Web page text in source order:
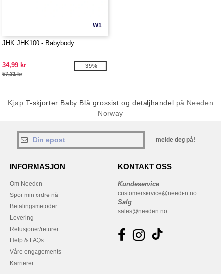
W1
JHK JHK100 - Babybody
34,99 kr
57,31 kr
-39%
Kjøp T-skjorter Baby Blå grossist og detaljhandel på Needen
Norway
melde deg på!
INFORMASJON
Om Needen
Spor min ordre nå
Betalingsmetoder
Levering
Refusjoner/returer
Help & FAQs
Våre engagements
Karrierer
KONTAKT OSS
Kundeservice
customerservice@needen.no
Salg
sales@needen.no